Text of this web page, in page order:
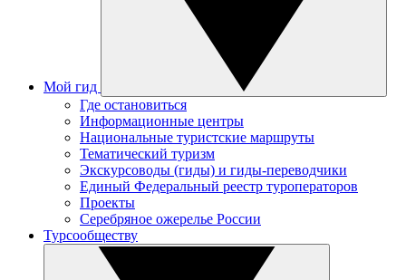
Мой гид
Где остановиться
Информационные центры
Национальные туристские маршруты
Тематический туризм
Экскурсоводы (гиды) и гиды-переводчики
Единый Федеральный реестр туроператоров
Проекты
Серебряное ожерелье России
Турсообществу